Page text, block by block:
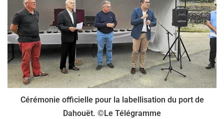
Cérémonie officielle pour la labellisation du port de
Dahouët. ©Le Télégramme